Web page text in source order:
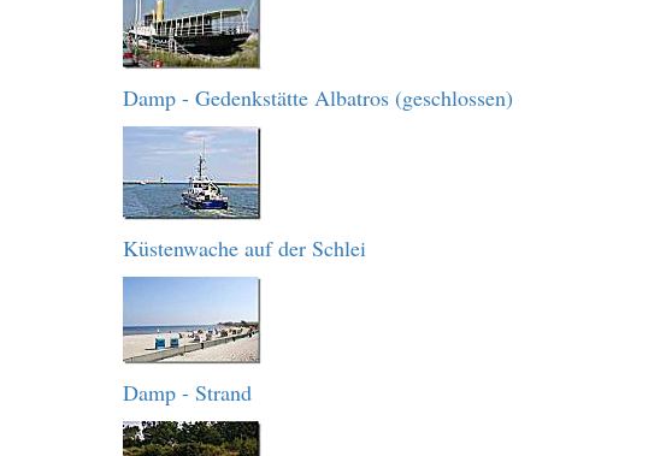
Damp - Gedenkstätte Albatros (geschlossen)
Küstenwache auf der Schlei
Damp - Strand